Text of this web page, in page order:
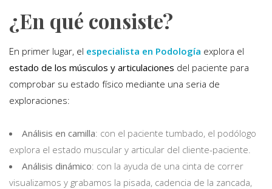
¿En qué consiste?
En primer lugar, el especialista en Podología explora el
estado de los músculos y articulaciones del paciente para
comprobar su estado físico mediante una seria de
exploraciones:
Análisis en camilla: con el paciente tumbado, el podólogo
explora el estado muscular y articular del cliente-paciente.
Análisis dinámico: con la ayuda de una cinta de correr
visualizamos y grabamos la pisada, cadencia de la zancada,